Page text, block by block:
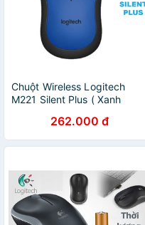
Chuột Wireless Logitech
M221 Silent Plus ( Xanh
262.000 đ